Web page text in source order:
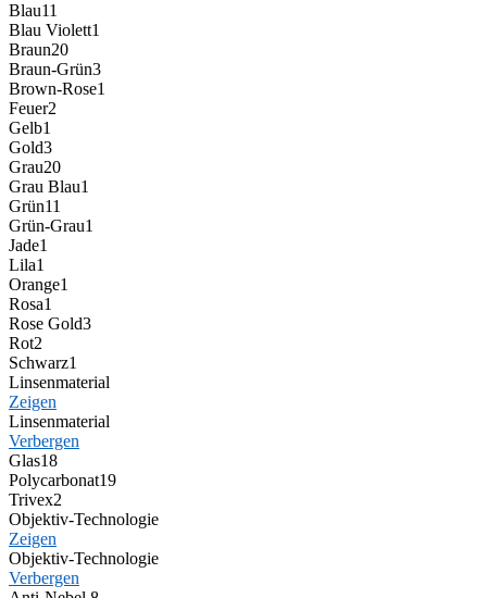
Blau11
Blau Violett1
Braun20
Braun-Grün3
Brown-Rose1
Feuer2
Gelb1
Gold3
Grau20
Grau Blau1
Grün11
Grün-Grau1
Jade1
Lila1
Orange1
Rosa1
Rose Gold3
Rot2
Schwarz1
Linsenmaterial
Zeigen
Linsenmaterial
Verbergen
Glas18
Polycarbonat19
Trivex2
Objektiv-Technologie
Zeigen
Objektiv-Technologie
Verbergen